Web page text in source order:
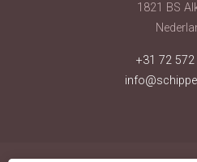
1821 BS
+31 72 572